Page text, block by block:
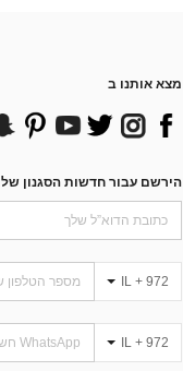
מצא אותנו ב
הירשם עבור חדשות הסגנון של SHEIN
IL + 972
IL + 972